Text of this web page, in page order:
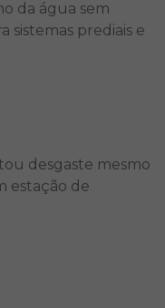
da água sem
sistemas prediais e
desgaste mesmo
estação de